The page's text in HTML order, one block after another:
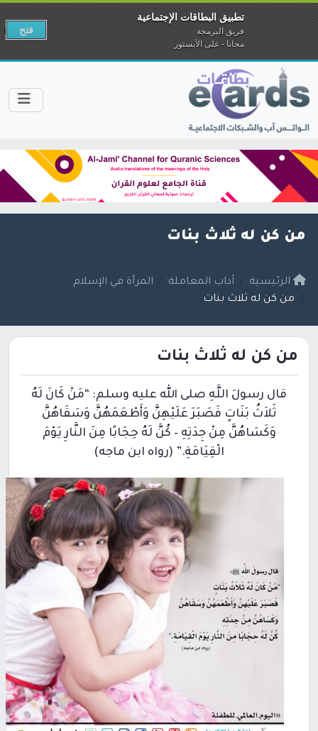
من كن له ثلاث بنات
الرئيسية آداب المعاملة
المرأة في الإسلام
من كن له ثلاث بنات
من كن له ثلاث بنات
قال رسولَ اللَّهِ صلى الله عليه وسلم: “‏مَنْ كَانَ لَهُ
ثَلاَثُ بَنَاتٍ فَصَبَرَ عَلَيْهِنَّ وَأَطْعَمَهُنَّ وَسَقَاهُنَّ
وَكَسَاهُنَّ مِنْ جِدَتِهِ – كُنَّ لَهُ حِجَابًا مِنَ النَّارِ يَوْمَ
الْقِيَامَةِ.” (رواه ابن ماجه)
تطبيق البطاقات الإجتماعية
فريق البرمجة
مجانا - على الآبستور
فتح